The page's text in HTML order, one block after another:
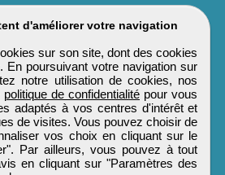
d'améliorer votre navigation
sur son site, dont des cookies
En poursuivant votre navigation sur
notre utilisation de cookies, nos
politique de confidentialité pour vous
adaptés à vos centres d'intérêt et
de visites. Vous pouvez choisir de
vos choix en cliquant sur le
Par ailleurs, vous pouvez à tout
en cliquant sur "Paramètres des